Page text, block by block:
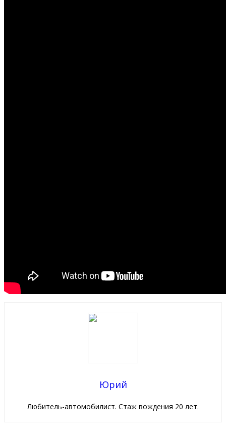
Юрий
Любитель-автомобилист. Стаж вождения 20 лет.